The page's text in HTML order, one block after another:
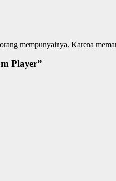
mempunyainya. Karena
Player”